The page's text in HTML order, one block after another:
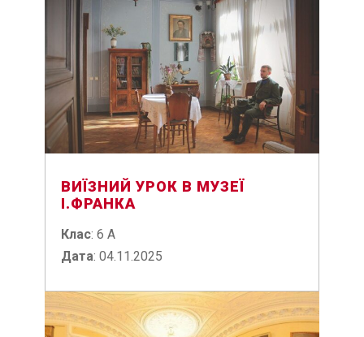
ВИЇЗНИЙ УРОК В МУЗЕЇ
І.ФРАНКА
Клас: 6 А
Дата: 04.11.2025